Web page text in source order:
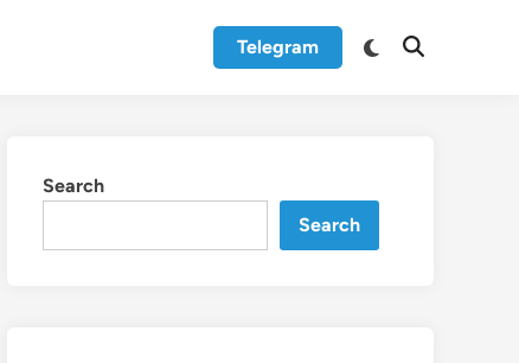
Telegram
Switch
Open
Search
Search